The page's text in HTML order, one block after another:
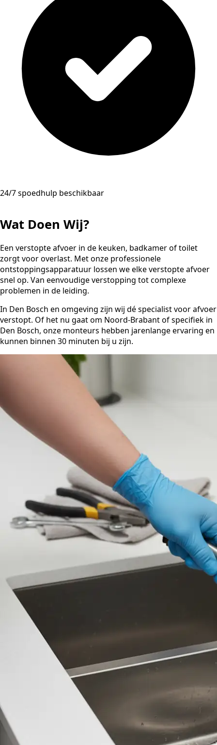
24/7 spoedhulp beschikbaar
Wat Doen Wij?
Een verstopte afvoer in de keuken, badkamer of toilet
zorgt voor overlast. Met onze professionele
ontstoppingsapparatuur lossen we elke verstopte afvoer
snel op. Van eenvoudige verstopping tot complexe
problemen in de leiding.
In Den Bosch en omgeving zijn wij dé specialist voor afvoer
verstopt. Of het nu gaat om Noord-Brabant of specifiek in
Den Bosch, onze monteurs hebben jarenlange ervaring en
kunnen binnen 30 minuten bij u zijn.